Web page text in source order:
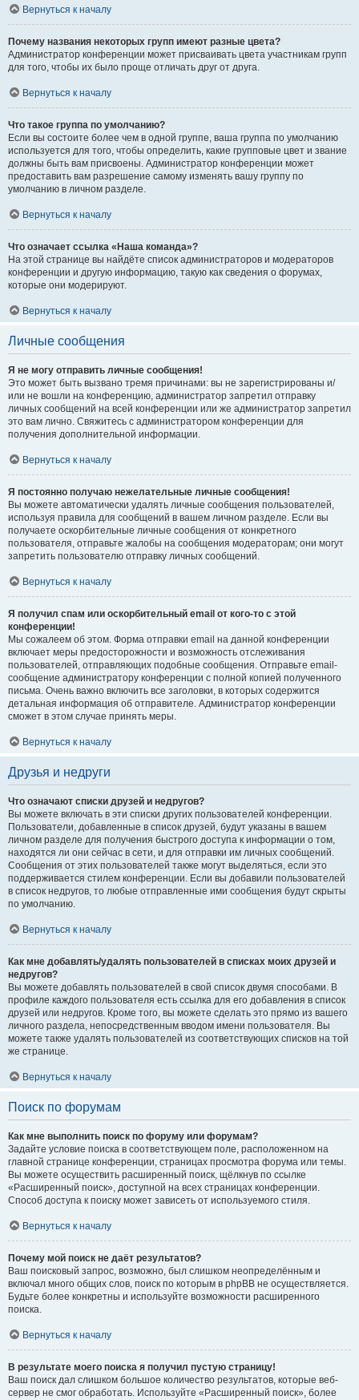
Вернуться к началу
Почему названия некоторых групп имеют разные цвета?
Администратор конференции может присваивать цвета участникам групп
для того, чтобы их было проще отличать друг от друга.
Вернуться к началу
Что такое группа по умолчанию?
Если вы состоите более чем в одной группе, ваша группа по умолчанию
используется для того, чтобы определить, какие групповые цвет и звание
должны быть вам присвоены. Администратор конференции может
предоставить вам разрешение самому изменять вашу группу по
умолчанию в личном разделе.
Вернуться к началу
Что означает ссылка «Наша команда»?
На этой странице вы найдёте список администраторов и модераторов
конференции и другую информацию, такую как сведения о форумах,
которые они модерируют.
Вернуться к началу
Личные сообщения
Я не могу отправить личные сообщения!
Это может быть вызвано тремя причинами: вы не зарегистрированы и/
или не вошли на конференцию, администратор запретил отправку
личных сообщений на всей конференции или же администратор запретил
это вам лично. Свяжитесь с администратором конференции для
получения дополнительной информации.
Вернуться к началу
Я постоянно получаю нежелательные личные сообщения!
Вы можете автоматически удалять личные сообщения пользователей,
используя правила для сообщений в вашем личном разделе. Если вы
получаете оскорбительные личные сообщения от конкретного
пользователя, отправьте жалобы на сообщения модераторам; они могут
запретить пользователю отправку личных сообщений.
Вернуться к началу
Я получил спам или оскорбительный email от кого-то с этой
конференции!
Мы сожалеем об этом. Форма отправки email на данной конференции
включает меры предосторожности и возможность отслеживания
пользователей, отправляющих подобные сообщения. Отправьте email-
сообщение администратору конференции с полной копией полученного
письма. Очень важно включить все заголовки, в которых содержится
детальная информация об отправителе. Администратор конференции
сможет в этом случае принять меры.
Вернуться к началу
Друзья и недруги
Что означают списки друзей и недругов?
Вы можете включать в эти списки других пользователей конференции.
Пользователи, добавленные в список друзей, будут указаны в вашем
личном разделе для получения быстрого доступа к информации о том,
находятся ли они сейчас в сети, и для отправки им личных сообщений.
Сообщения от этих пользователей также могут выделяться, если это
поддерживается стилем конференции. Если вы добавили пользователей
в список недругов, то любые отправленные ими сообщения будут скрыты
по умолчанию.
Вернуться к началу
Как мне добавлять/удалять пользователей в списках моих друзей и
недругов?
Вы можете добавлять пользователей в свой список двумя способами. В
профиле каждого пользователя есть ссылка для его добавления в список
друзей или недругов. Кроме того, вы можете сделать это прямо из вашего
личного раздела, непосредственным вводом имени пользователя. Вы
можете также удалять пользователей из соответствующих списков на той
же странице.
Вернуться к началу
Поиск по форумам
Как мне выполнить поиск по форуму или форумам?
Задайте условие поиска в соответствующем поле, расположенном на
главной странице конференции, страницах просмотра форума или темы.
Вы можете осуществить расширенный поиск, щёлкнув по ссылке
«Расширенный поиск», доступной на всех страницах конференции.
Способ доступа к поиску может зависеть от используемого стиля.
Вернуться к началу
Почему мой поиск не даёт результатов?
Ваш поисковый запрос, возможно, был слишком неопределённым и
включал много общих слов, поиск по которым в phpBB не осуществляется.
Будьте более конкретны и используйте возможности расширенного
поиска.
Вернуться к началу
В результате моего поиска я получил пустую страницу!
Ваш поиск дал слишком большое количество результатов, которые веб-
сервер не смог обработать. Используйте «Расширенный поиск», более